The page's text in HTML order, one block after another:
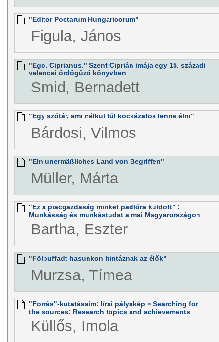
"Editor Poetarum Hungaricorum"
Figula, János
"Ego, Ciprianus." Szent Ciprián imája egy 15. századi
velencei ördögűző könyvben
Smid, Bernadett
"Egy szótár, ami nélkül túl kockázatos lenne élni"
Bárdosi, Vilmos
"Ein unermäßliches Land von Begriffen"
Müller, Márta
"Ez a piacgazdaság minket padlóra küldött" :
Munkásság és munkástudat a mai Magyarországon
Bartha, Eszter
"Fölpuffadt hasunkon hintáznak az élők"
Murzsa, Tímea
"Forrás"-kutatásaim: lírai pályakép = Searching for
the sources: Research topics and achievements
Küllős, Imola